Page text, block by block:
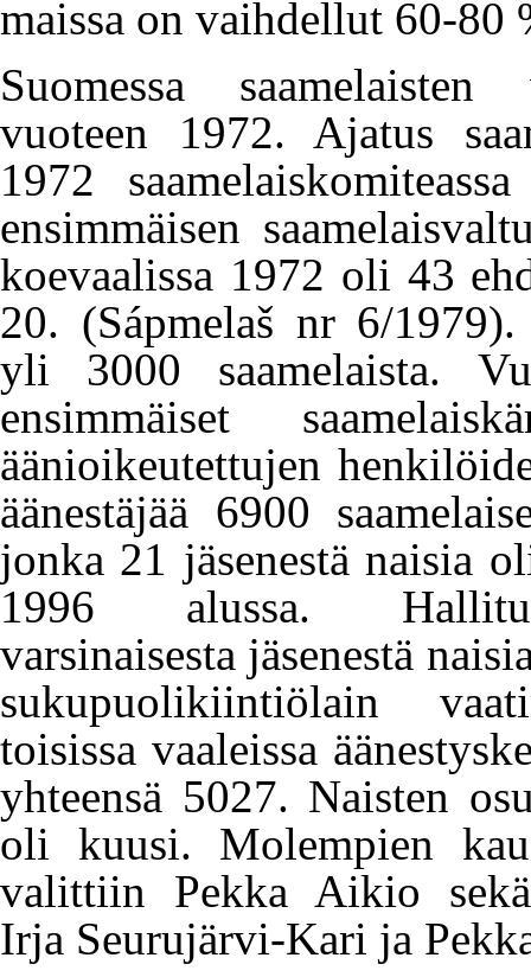
maissa on vaihdellut 60-80
Suomessa
vuoteen 1972. Ajatus
1972
ensimmäisen
koevaalissa 1972 oli 43
20. (Sápmelaš nr 6/
yli 3000 saamelaista.
ensimmäiset
äänioikeutettujen
äänestäjää 6900
jonka 21 jäsenestä naisia
1996 alussa.
varsinaisesta jäsenestä
sukupuolikiintiölain
toisissa vaaleissa
yhteensä 5027. Naisten
oli kuusi. Molempien
valittiin Pekka Aikio sekä
Irja Seurujärvi-Kari ja